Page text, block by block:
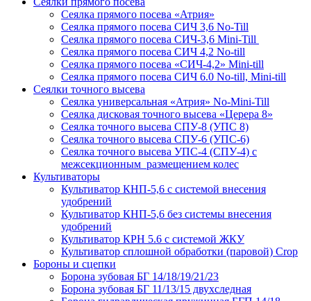
Сеялка прямого посева «Атрия»
Сеялка прямого посева СИЧ 3,6 No-Till
Сеялка прямого посева СИЧ-3,6 Mini-Till
Сеялка прямого посева СИЧ 4,2 No-till
Сеялка прямого посева «СИЧ-4,2» Mini-till
Сеялка прямого посева СИЧ 6.0 No-till, Mini-till
Сеялки точного высева
Сеялка универсальная «Атрия» No-Mini-Till
Сеялка дисковая точного высева «Церера 8»
Сеялка точного высева СПУ-8 (УПС 8)
Сеялка точного высева СПУ-6 (УПС-6)
Сеялка точного высева УПС-4 (СПУ-4) с
межсекционным размещением колес
Культиваторы
Культиватор КНП-5,6 с системой внесения
удобрений
Культиватор КНП-5,6 без системы внесения
удобрений
Культиватор КРН 5.6 с системой ЖКУ
Культиватор сплошной обработки (паровой) Crop
Бороны и сцепки
Борона зубовая БГ 14/18/19/21/23
Борона зубовая БГ 11/13/15 двухследная